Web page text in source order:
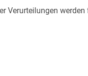
Verurteilungen